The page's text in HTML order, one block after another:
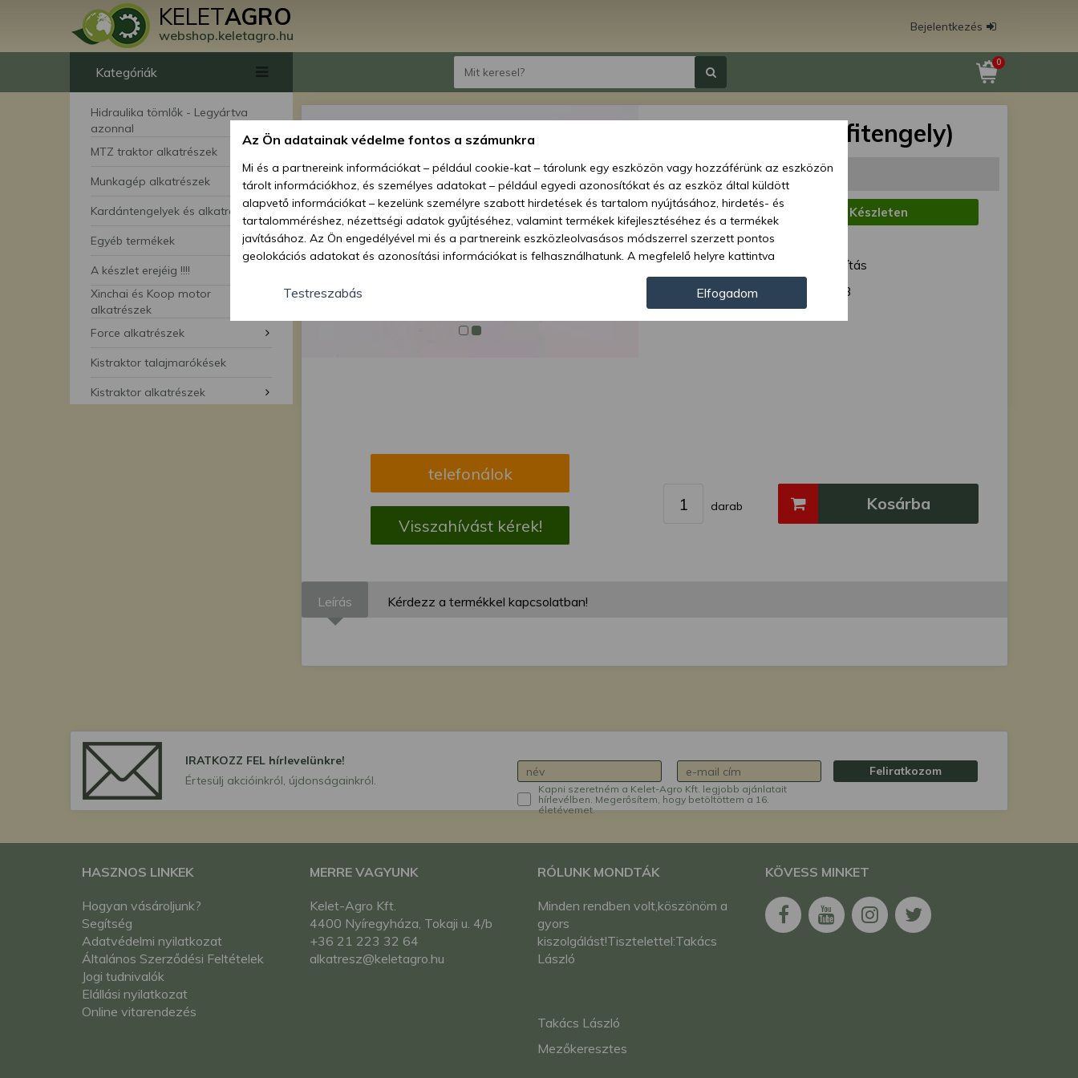
KELETAGRO
webshop.keletagro.hu
Bejelentkezés
Kategóriák
Hidraulika tömlők - Legyártva
azonnal
MTZ traktor alkatrészek
Munkagép alkatrészek
Kardántengelyek és alkatrészei
Egyéb termékek
A készlet erejéig !!!!
Xinchai és Koop motor
alkatrészek
Force alkatrészek
Kistraktor talajmarókések
Kistraktor alkatrészek
0
telefonálok
Visszahívást kérek!
MTZ anya 253 (difitengely)
Ár: 733 Ft (578 Ft + ÁFA)
Elérhetőség:
Készleten
Szállítás:
Szállítási mód:
Normál szállítás
Cikkszám:
50- 1701253
darab Kosárba
Leírás Kérdezz a termékkel kapcsolatban!
IRATKOZZ FEL hírlevelünkre!
Értesülj akcióinkról, újdonságainkról.
Kapni szeretném a Kelet-Agro Kft. legjobb ajánlatait
hírlevélben. Megerősítem, hogy betöltöttem a 16.
életévemet.
Feliratkozom
HASZNOS LINKEK
Hogyan vásároljunk?
Segítség
Adatvédelmi nyilatkozat
Általános Szerződési Feltételek
Jogi tudnivalók
Elállási nyilatkozat
Online vitarendezés
MERRE VAGYUNK
Kelet-Agro Kft.
4400 Nyíregyháza, Tokaji u. 4/b
+36 21 223 32 64
alkatresz@keletagro.hu
RÓLUNK MONDTÁK
Minden rendben volt,köszönöm a
gyors
kiszolgálást!Tisztelettel:Takács
László
Takács László
Mezőkeresztes
KÖVESS MINKET
Az Ön adatainak védelme fontos a számunkra
Mi és a partnereink információkat – például cookie-kat – tárolunk egy eszközön vagy hozzáférünk az eszközön
tárolt információkhoz, és személyes adatokat – például egyedi azonosítókat és az eszköz által küldött
alapvető információkat – kezelünk személyre szabott hirdetések és tartalom nyújtásához, hirdetés- és
tartalomméréshez, nézettségi adatok gyűjtéséhez, valamint termékek kifejlesztéséhez és a termékek
javításához. Az Ön engedélyével mi és a partnereink eszközleolvasásos módszerrel szerzett pontos
geolokációs adatokat és azonosítási információkat is felhasználhatunk. A megfelelő helyre kattintva
hozzájárulhat ahhoz, hogy mi és a partnereink a fent leírtak szerint adatkezelést végezzünk. Másik
lehetőségként a hozzájárulás megadása vagy elutasítása előtt részletesebb információkhoz juthat, és
megváltoztathatja beállításait. Felhívjuk figyelmét, hogy személyes adatainak bizonyos kezeléséhez nem
feltétlenül szükséges az Ön hozzájárulása, de jogában áll tiltakozni az ilyen jellegű adatkezelés ellen. A
Testreszabás Elfogadom